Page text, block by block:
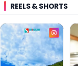
REELS & SHORTS